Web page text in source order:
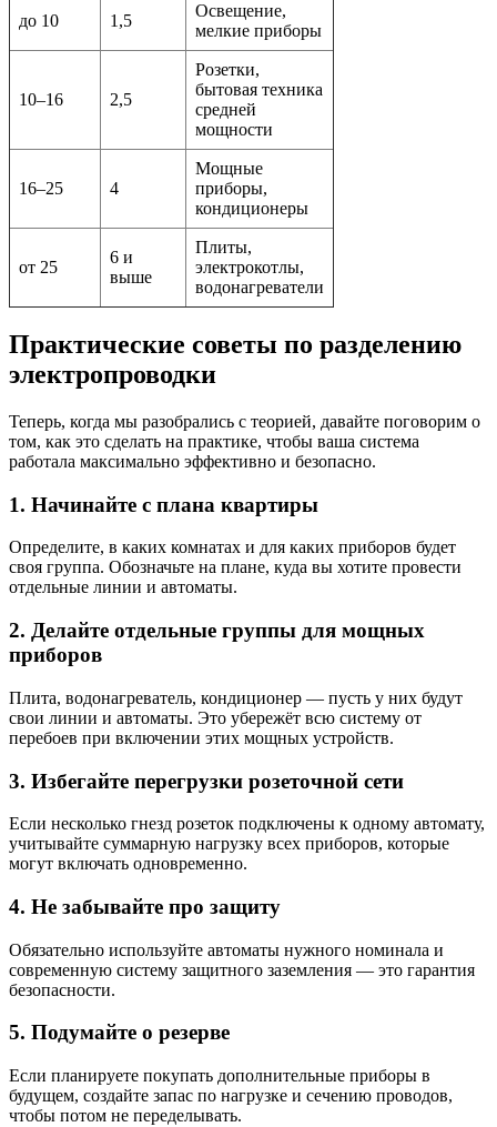
до 10 1,5
Освещение,
мелкие приборы
10–16 2,5
Розетки,
бытовая техника
средней
мощности
16–25 4
Мощные
приборы,
кондиционеры
от 25
6 и
выше
Плиты,
электрокотлы,
водонагреватели
Практические советы по разделению
электропроводки
Теперь, когда мы разобрались с теорией, давайте поговорим о
том, как это сделать на практике, чтобы ваша система
работала максимально эффективно и безопасно.
1. Начинайте с плана квартиры
Определите, в каких комнатах и для каких приборов будет
своя группа. Обозначьте на плане, куда вы хотите провести
отдельные линии и автоматы.
2. Делайте отдельные группы для мощных
приборов
Плита, водонагреватель, кондиционер — пусть у них будут
свои линии и автоматы. Это убережёт всю систему от
перебоев при включении этих мощных устройств.
3. Избегайте перегрузки розеточной сети
Если несколько гнезд розеток подключены к одному автомату,
учитывайте суммарную нагрузку всех приборов, которые
могут включать одновременно.
4. Не забывайте про защиту
Обязательно используйте автоматы нужного номинала и
современную систему защитного заземления — это гарантия
безопасности.
5. Подумайте о резерве
Если планируете покупать дополнительные приборы в
будущем, создайте запас по нагрузке и сечению проводов,
чтобы потом не переделывать.